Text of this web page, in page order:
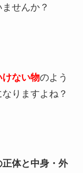
せんか？
ない物のよう
りますよね？
正体と中身・外